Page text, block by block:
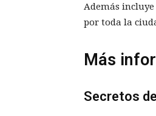
Además
por toda la
Más
Secretos